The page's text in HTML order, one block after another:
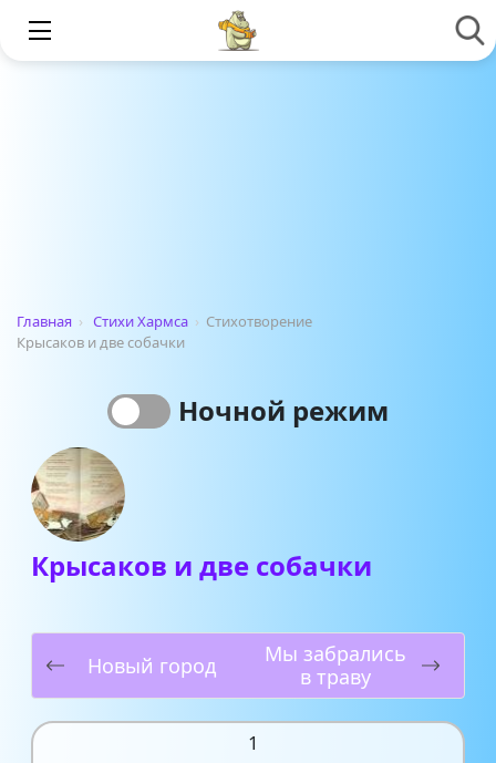
Главная › Стихи Хармса › Стихотворение
Крысаков и две собачки
Ночной режим
Крысаков и две собачки
Новый город
Мы забрались
в траву
1